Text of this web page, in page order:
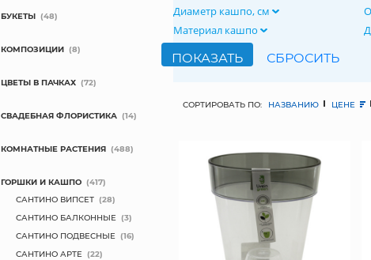
Диаметр кашпо, см
Материал кашпо
СОРТИРОВАТЬ ПО: НАЗВАНИЮ ЦЕНЕ
БУКЕТЫ (48)
КОМПОЗИЦИИ (8)
ЦВЕТЫ В ПАЧКАХ (72)
СВАДЕБНАЯ ФЛОРИСТИКА (14)
КОМНАТНЫЕ РАСТЕНИЯ (488)
ГОРШКИ И КАШПО (417)
САНТИНО ВИПСЕТ (28)
САНТИНО БАЛКОННЫЕ (3)
САНТИНО ПОДВЕСНЫЕ (16)
САНТИНО АРТЕ (22)